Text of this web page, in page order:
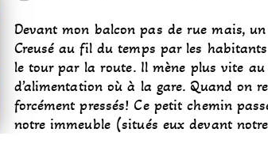
Devant mon balcon pas de rue mais, un
Creusé au fil du temps par les
le tour par la route. Il mène plus vite
d’alimentation où à la gare. Quand on
forcément pressés! Ce petit chemin
notre immeuble (situés eux devant